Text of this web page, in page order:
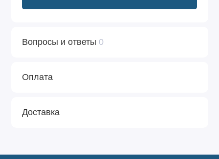
Вопросы и ответы 0
Оплата
Доставка